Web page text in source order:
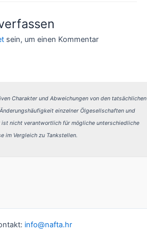
sein, um einen Kommentar
Charakter und Abweichungen von den tatsächlichen
einzelner Ölgesellschaften und
ist nicht verantwortlich für mögliche unterschiedliche
im Vergleich zu Tankstellen.
info@nafta.hr